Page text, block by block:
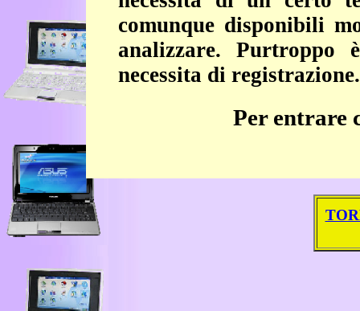
comunque disponibili
analizzare. Purtroppo
necessita di registrazione.
Per entrare